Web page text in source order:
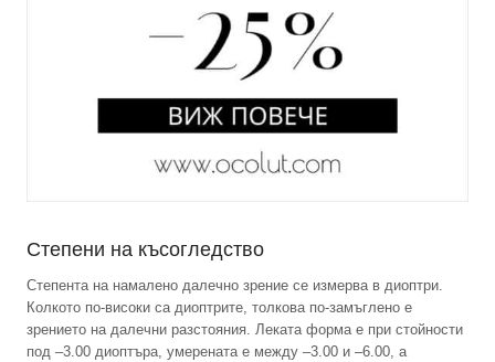
Степени на късогледство
Степента на намалено далечно зрение се измерва в диоптри.
Колкото по-високи са диоптрите, толкова по-замъглено е
зрението на далечни разстояния. Леката форма е при стойности
под –3.00 диоптъра, умерената е между –3.00 и –6.00, а